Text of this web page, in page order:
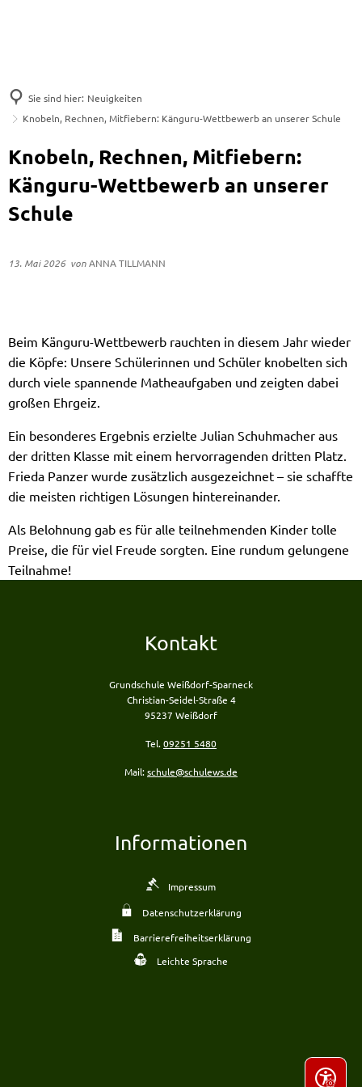
Sie sind hier: Neuigkeiten
Knobeln, Rechnen, Mitfiebern: Känguru-Wettbewerb an unserer Schule
Knobeln, Rechnen, Mitfiebern:
Känguru-Wettbewerb an unserer
Schule
13. Mai 2026 vonANNA TILLMANN
Beim Känguru-Wettbewerb rauchten in diesem Jahr wieder
die Köpfe: Unsere Schülerinnen und Schüler knobelten sich
durch viele spannende Matheaufgaben und zeigten dabei
großen Ehrgeiz.
Ein besonderes Ergebnis erzielte Julian Schuhmacher aus
der dritten Klasse mit einem hervorragenden dritten Platz.
Frieda Panzer wurde zusätzlich ausgezeichnet – sie schaffte
die meisten richtigen Lösungen hintereinander.
Als Belohnung gab es für alle teilnehmenden Kinder tolle
Preise, die für viel Freude sorgten. Eine rundum gelungene
Teilnahme!
Kontakt
Grundschule Weißdorf-Sparneck
Christian-Seidel-Straße 4
95237 Weißdorf
Tel.09251 5480
Mail:schule@schulews.de
Informationen
Impressum
Datenschutzerklärung
Barrierefreiheitserklärung
Leichte Sprache
Seite